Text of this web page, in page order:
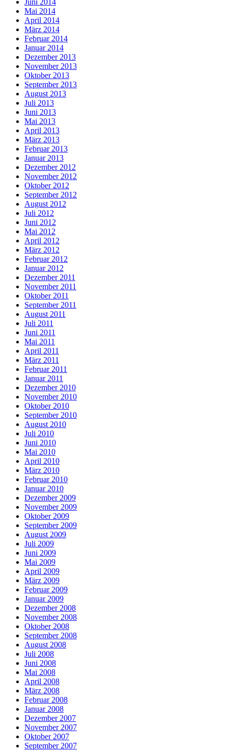
Juni 2014
Mai 2014
April 2014
März 2014
Februar 2014
Januar 2014
Dezember 2013
November 2013
Oktober 2013
September 2013
August 2013
Juli 2013
Juni 2013
Mai 2013
April 2013
März 2013
Februar 2013
Januar 2013
Dezember 2012
November 2012
Oktober 2012
September 2012
August 2012
Juli 2012
Juni 2012
Mai 2012
April 2012
März 2012
Februar 2012
Januar 2012
Dezember 2011
November 2011
Oktober 2011
September 2011
August 2011
Juli 2011
Juni 2011
Mai 2011
April 2011
März 2011
Februar 2011
Januar 2011
Dezember 2010
November 2010
Oktober 2010
September 2010
August 2010
Juli 2010
Juni 2010
Mai 2010
April 2010
März 2010
Februar 2010
Januar 2010
Dezember 2009
November 2009
Oktober 2009
September 2009
August 2009
Juli 2009
Juni 2009
Mai 2009
April 2009
März 2009
Februar 2009
Januar 2009
Dezember 2008
November 2008
Oktober 2008
September 2008
August 2008
Juli 2008
Juni 2008
Mai 2008
April 2008
März 2008
Februar 2008
Januar 2008
Dezember 2007
November 2007
Oktober 2007
September 2007